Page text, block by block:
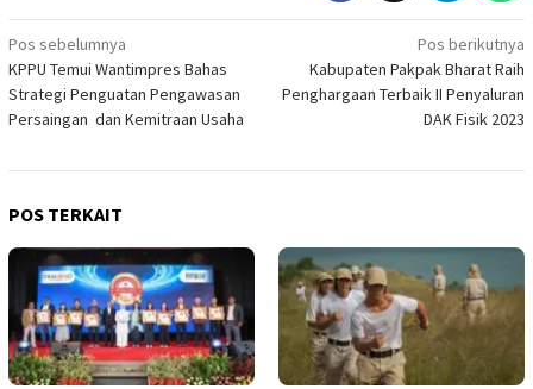
Navigasi
pos
Pos sebelumnya
KPPU Temui Wantimpres Bahas
Strategi Penguatan Pengawasan
Persaingan dan Kemitraan Usaha
Pos berikutnya
Kabupaten Pakpak Bharat Raih
Penghargaan Terbaik II Penyaluran
DAK Fisik 2023
POS TERKAIT